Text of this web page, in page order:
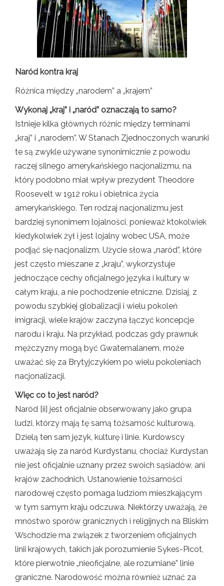
Naród kontra kraj
Różnica między „narodem” a „krajem”
Wykonaj „kraj” i „naród” oznaczają to samo?
Istnieje kilka głównych różnic między terminami
„kraj” i „narodem”. W Stanach Zjednoczonych warunki
te są zwykle używane synonimicznie z powodu
raczej silnego amerykańskiego nacjonalizmu, na
który podobno miał wpływ prezydent Theodore
Roosevelt w 1912 roku i obietnica życia
amerykańskiego. Ten rodzaj nacjonalizmu jest
bardziej synonimem lojalności, ponieważ ktokolwiek
kiedykolwiek żył i jest lojalny wobec USA, może
podjąć się nacjonalizm. Użycie słowa „naród”, które
jest często mieszane z „kraju”, wykorzystuje
jednoczące cechy oficjalnego języka i kultury w
całym kraju, a nie pochodzenie etniczne. Dzisiaj, z
powodu szybkiej globalizacji i wielu pokoleń
imigracji, wiele krajów zaczyna łączyć koncepcje
narodu i kraju. Na przykład, podczas gdy prawnuk
mężczyzny mogą być Gwatemalanem, może
uważać się za Brytyjczykiem po wielu pokoleniach
nacjonalizacji.
Więc co to jest naród?
Naród [ii] jest oficjalnie obserwowany jako grupa
ludzi, którzy mają tę samą tożsamość kulturową.
Dzielą ten sam język, kulturę i linie. Kurdowscy
uważają się za naród Kurdystanu, chociaż Kurdystan
nie jest oficjalnie uznany przez swoich sąsiadów, ani
krajów zachodnich. Ustanowienie tożsamości
narodowej często pomaga ludziom mieszkającym
w tym samym kraju odczuwa. Niektórzy uważają, że
mnóstwo sporów granicznych i religijnych na Bliskim
Wschodzie ma związek z tworzeniem oficjalnych
linii krajowych, takich jak porozumienie Sykes-Picot,
które pierwotnie „nieoficjalne, ale rozumiane” linie
graniczne. Narodowość można również uznać za